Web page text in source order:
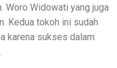
Woro Widowati yang juga
Kedua tokoh ini sudah
karena sukses dalam